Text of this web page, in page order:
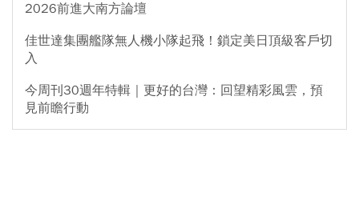
2026前進大南方論壇
佳世達集團艦隊無人機小隊起飛！鎖定美日頂級客戶切
入
今周刊30週年特輯｜更好的台灣：回望精彩風雲，預
見前瞻行動